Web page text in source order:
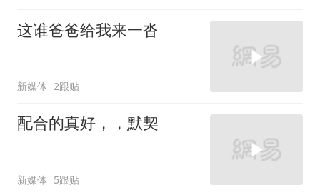
这谁爸爸给我来一沓
新媒体 2跟贴
配合的真好，，默契
新媒体 5跟贴